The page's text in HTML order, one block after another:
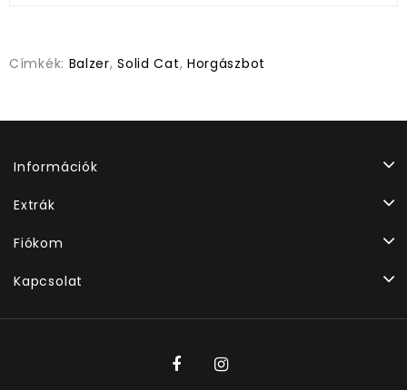
Címkék: Balzer,Solid Cat, Horgászbot
Információk
Extrák
Fiókom
Kapcsolat